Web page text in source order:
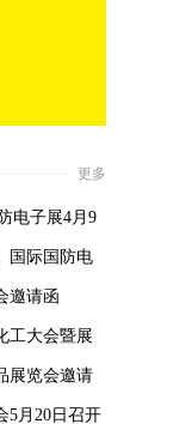
更多
电子展4月9
国际国防电
邀请函
工大会暨展
展览会邀请
5月20日召开